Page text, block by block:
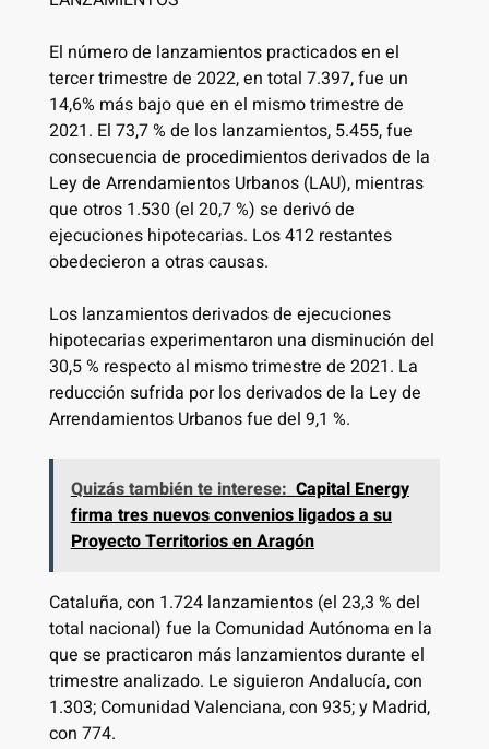
El número de lanzamientos practicados en el
tercer trimestre de 2022, en total 7.397, fue un
14,6% más bajo que en el mismo trimestre de
2021. El 73,7 % de los lanzamientos, 5.455, fue
consecuencia de procedimientos derivados de la
Ley de Arrendamientos Urbanos (LAU), mientras
que otros 1.530 (el 20,7 %) se derivó de
ejecuciones hipotecarias. Los 412 restantes
obedecieron a otras causas.
Los lanzamientos derivados de ejecuciones
hipotecarias experimentaron una disminución del
30,5 % respecto al mismo trimestre de 2021. La
reducción sufrida por los derivados de la Ley de
Arrendamientos Urbanos fue del 9,1 %.
Quizás también te interese: Capital Energy
firma tres nuevos convenios ligados a su
Proyecto Territorios en Aragón
Cataluña, con 1.724 lanzamientos (el 23,3 % del
total nacional) fue la Comunidad Autónoma en la
que se practicaron más lanzamientos durante el
trimestre analizado. Le siguieron Andalucía, con
1.303; Comunidad Valenciana, con 935; y Madrid,
con 774.